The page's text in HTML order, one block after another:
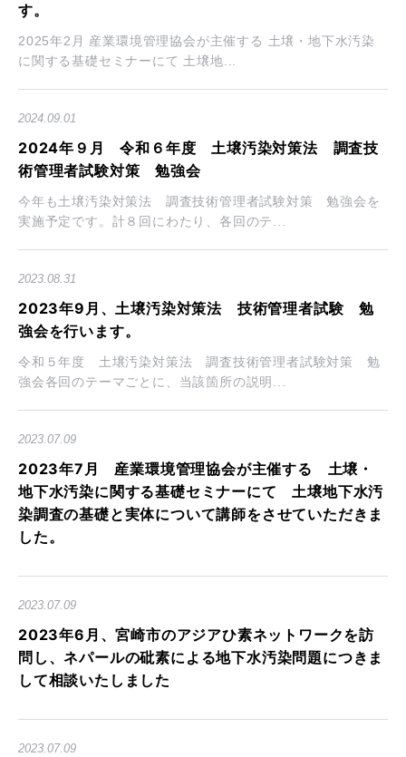
す。
2025年2月 産業環境管理協会が主催する 土壌・地下水汚染
に関する基礎セミナーにて 土壌地...
2024.09.01
2024年９月 令和６年度 土壌汚染対策法 調査技
術管理者試験対策 勉強会
今年も土壌汚染対策法 調査技術管理者試験対策 勉強会を
実施予定です。計８回にわたり、各回のテ...
2023.08.31
2023年9月、土壌汚染対策法 技術管理者試験 勉
強会を行います。
令和５年度 土壌汚染対策法 調査技術管理者試験対策 勉
強会各回のテーマごとに、当該箇所の説明...
2023.07.09
2023年7月 産業環境管理協会が主催する 土壌・
地下水汚染に関する基礎セミナーにて 土壌地下水汚
染調査の基礎と実体について講師をさせていただきま
した。
2023.07.09
2023年6月、宮崎市のアジアひ素ネットワークを訪
問し、ネパールの砒素による地下水汚染問題につきま
して相談いたしました
2023.07.09